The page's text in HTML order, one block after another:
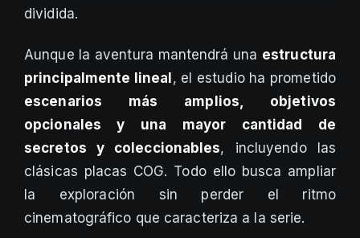
dividida.
Aunque la aventura mantendrá una estructura
principalmente lineal , el estudio ha prometido
escenarios más amplios, objetivos
opcionales y una mayor cantidad de
secretos y coleccionables, incluyendo las
clásicas placas COG. Todo ello busca ampliar
la exploración sin perder el ritmo
cinematográfico que caracteriza a la serie.